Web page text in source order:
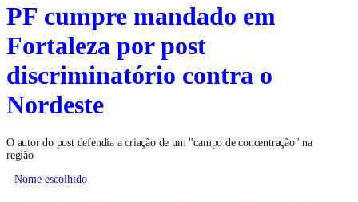
PF cumpre mandado em
Fortaleza por post
discriminatório contra o
Nordeste
O autor do post defendia a criação de um "campo de concentração" na
região
Nome escolhido